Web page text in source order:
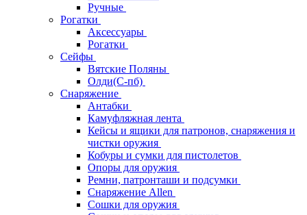
Ручные
Рогатки
Аксессуары
Рогатки
Сейфы
Вятские Поляны
Олди(С-пб)
Снаряжение
Антабки
Камуфляжная лента
Кейсы и ящики для патронов, снаряжения и
чистки оружия
Кобуры и сумки для пистолетов
Опоры для оружия
Ремни, патронташи и подсумки
Снаряжение Allen
Сошки для оружия